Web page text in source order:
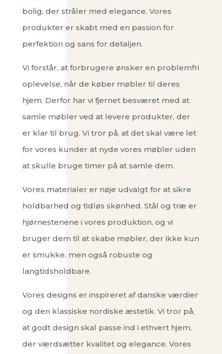
bolig, der stråler med elegance. Vores
produkter er skabt med en passion for
perfektion og sans for detaljen.
Vi forstår, at forbrugere ønsker en problemfri
oplevelse, når de køber møbler til deres
hjem. Derfor har vi fjernet besværet med at
samle møbler ved at levere produkter, der
er klar til brug. Vi tror på, at det skal være let
for vores kunder at nyde vores møbler uden
at skulle bruge timer på at samle dem.
Vores materialer er nøje udvalgt for at sikre
holdbarhed og tidløs skønhed. Stål og træ er
hjørnestenene i vores produktion, og vi
bruger dem til at skabe møbler, der ikke kun
er smukke, men også robuste og
langtidsholdbare.
Vores designs er inspireret af danske værdier
og den klassiske nordiske æstetik. Vi tror på,
at godt design skal passe ind i ethvert hjem,
der værdsætter kvalitet og elegance. Vores